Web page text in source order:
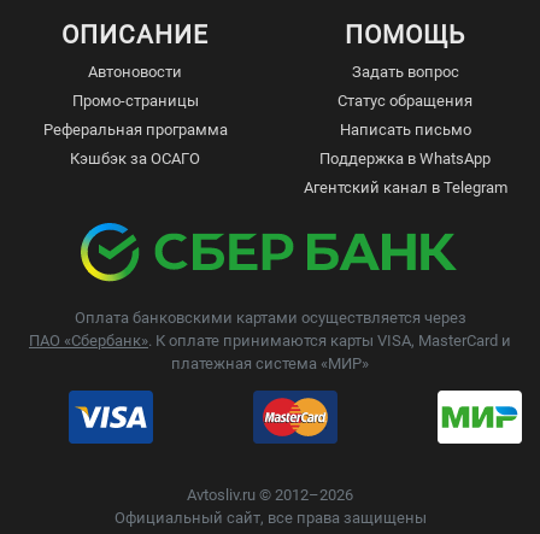
ОПИСАНИЕ
Автоновости
Промо-страницы
Реферальная программа
Кэшбэк за ОСАГО
ПОМОЩЬ
Задать вопрос
Статус обращения
Написать письмо
Поддержка в WhatsApp
Агентский канал в Telegram
Оплата банковскими картами осуществляется через
ПАО «Сбербанк». К оплате принимаются карты VISA, MasterCard и
платежная система «МИР»
Avtosliv.ru © 2012–2026
Официальный сайт, все права защищены